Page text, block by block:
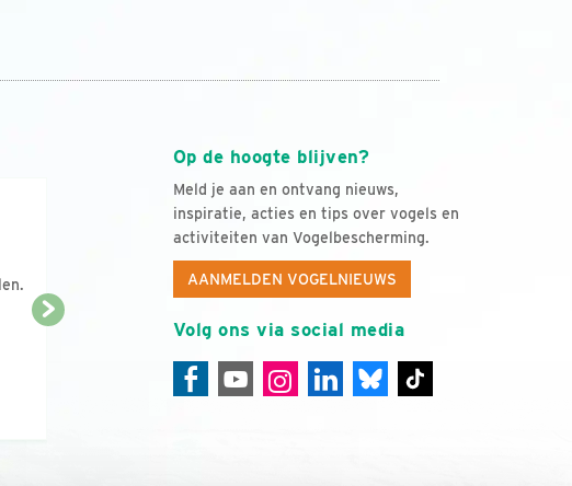
Op de hoogte blijven?
Meld je aan en ontvang nieuws,
inspiratie, acties en tips over vogels en
activiteiten van Vogelbescherming.
AANMELDEN VOGELNIEUWS
Volg ons via social media